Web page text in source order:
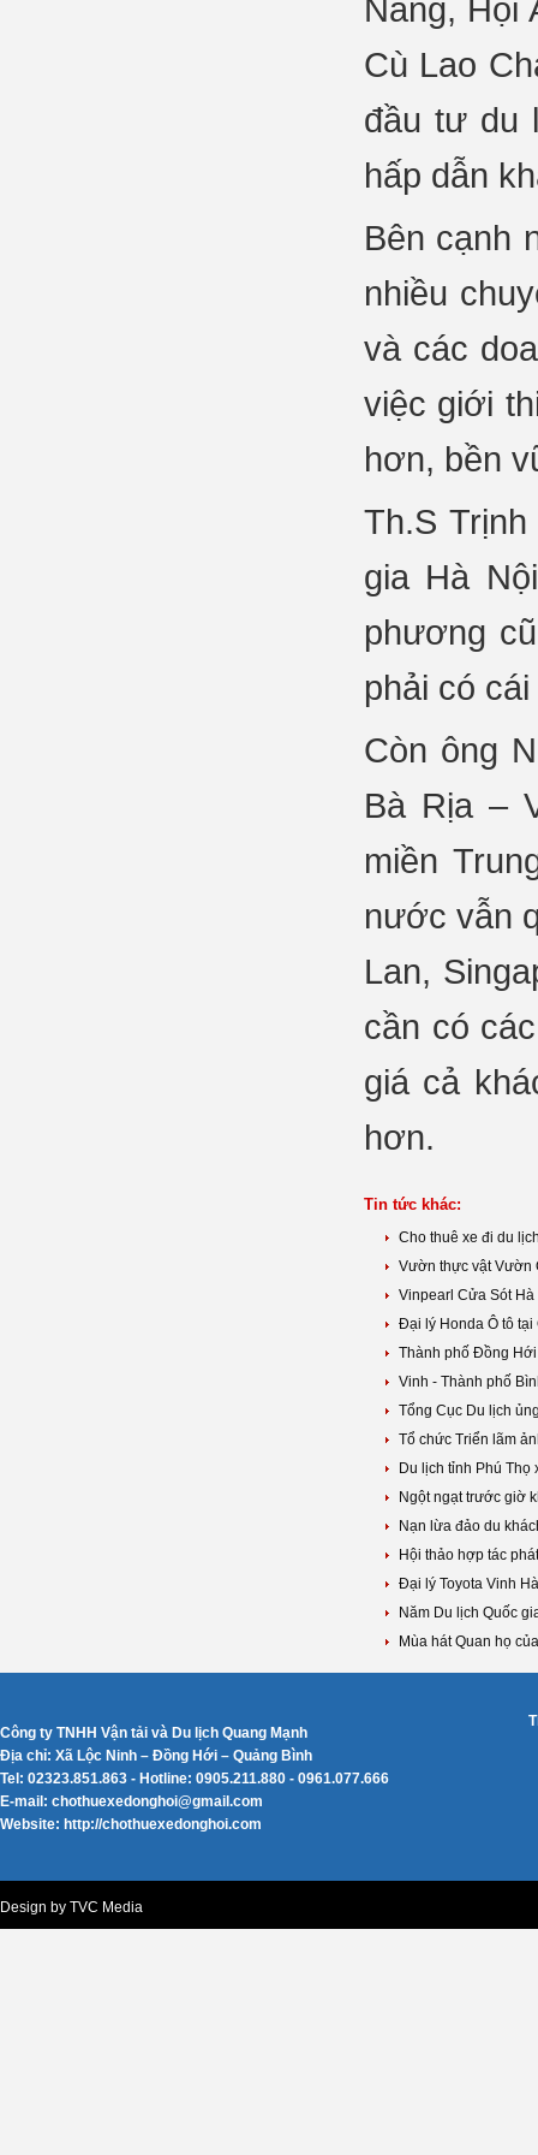
Nẵng,
Cù Lao
đầu tư du
hấp dẫn
Bên cạnh
nhiều
và các
việc giới
hơn, bền
Th.S
gia Hà
phương
phải có
Còn ông
Bà Rịa –
miền
nước vẫn
Lan,
cần có
giá cả
hơn.
Tin tức khác:
Cho thuê xe đi du
Vườn thực vật Vườn
Vinpearl Cửa Sót
Đại lý Honda Ô tô
Thành phố Đồng
Vinh - Thành phố
Tổng Cục Du lịch
Tổ chức Triển lãm
Du lịch tỉnh Phú
Ngột ngạt trước giờ
Nạn lừa đảo du
Hội thảo hợp tác
Đại lý Toyota Vinh
Năm Du lịch Quốc
Mùa hát Quan họ
Công ty TNHH Vận tải và Du lịch Quang Mạnh
Địa chỉ: Xã Lộc Ninh – Đồng Hới – Quảng Bình
Tel: 02323.851.863 - Hotline: 0905.211.880 - 0961.077.666
E-mail: chothuexedonghoi@gmail.com
Website: http://chothuexedonghoi.com
Design by TVC Media